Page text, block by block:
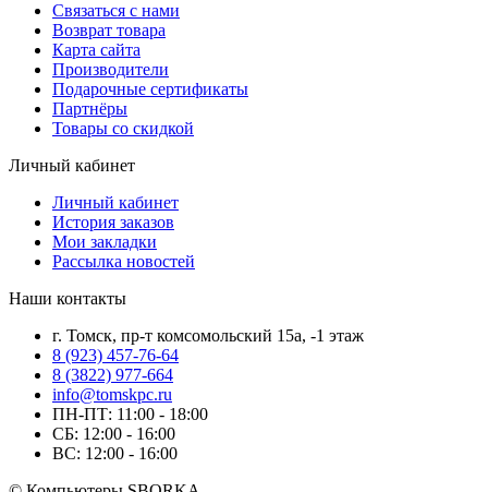
Связаться с нами
Возврат товара
Карта сайта
Производители
Подарочные сертификаты
Партнёры
Товары со скидкой
Личный кабинет
Личный кабинет
История заказов
Мои закладки
Рассылка новостей
Наши контакты
г. Томск, пр-т комсомольский 15а, -1 этаж
8 (923) 457-76-64
8 (3822) 977-664
info@tomskpc.ru
ПН-ПТ: 11:00 - 18:00
СБ: 12:00 - 16:00
ВС: 12:00 - 16:00